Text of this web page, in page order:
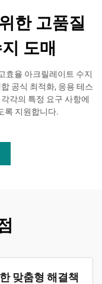
한 고품질
도매
효율 아크릴레이트 수지
공식 최적화, 응용 테스
각의 특정 요구 사항에
록 지원합니다.
맞춤형 해결책